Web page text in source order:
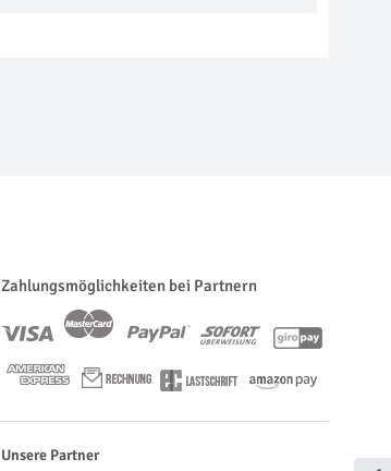
Zahlungsmöglichkeiten bei Partnern
Unsere Partner